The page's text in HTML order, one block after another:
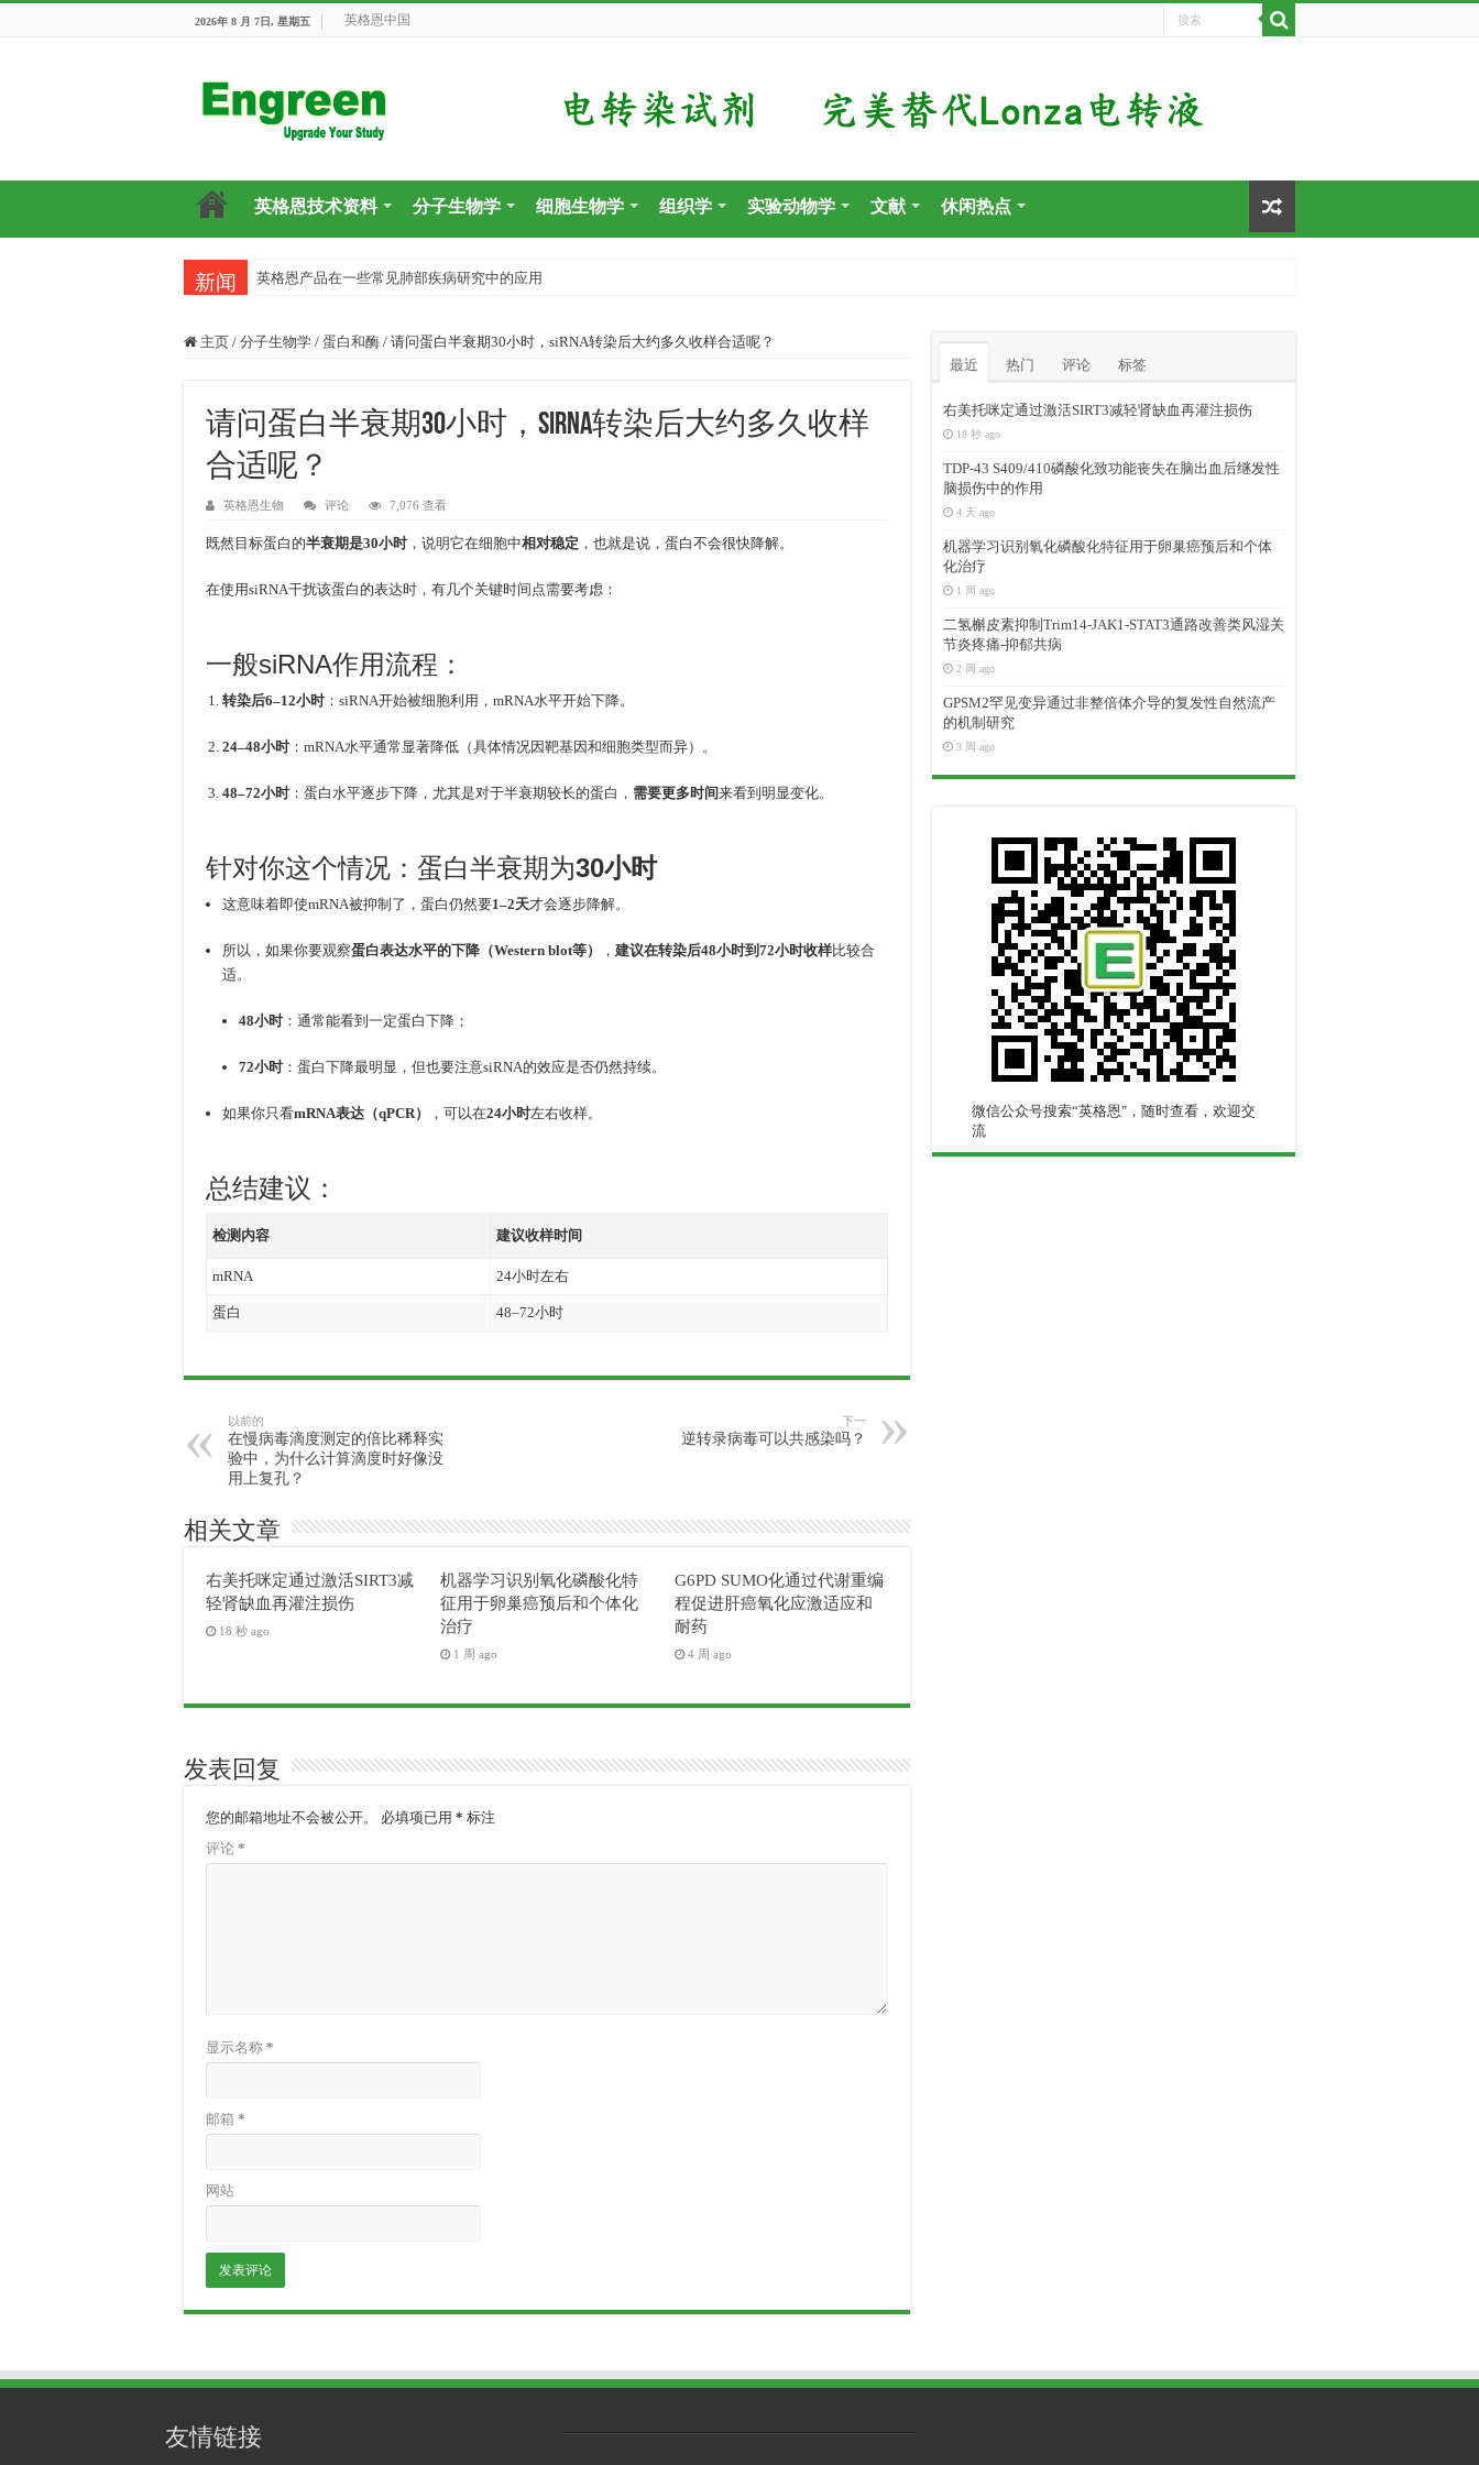
2026年 8 月 7日, 星期五 英格恩中国
英格恩技术资料 分子生物学 细胞生物学 组织学 实验动物学 文献 休闲热点
新闻 英格恩产品在一些常见肺部疾病研究中的应用
主页 / 分子生物学 / 蛋白和酶 / 请问蛋白半衰期30小时，siRNA转染后大约多久收样合适呢？
请问蛋白半衰期30小时，siRNA转染后大约多久收样
合适呢？
英格恩生物 评论 7,076 查看
既然目标蛋白的半衰期是30小时，说明它在细胞中相对稳定 ，也就是说，蛋白不会很快降解。
在使用siRNA干扰该蛋白的表达时，有几个关键时间点需要考虑：
一般siRNA作用流程：
转染后6–12小时：siRNA开始被细胞利用，mRNA水平开始下降。
24–48小时：mRNA水平通常显著降低（具体情况因靶基因和细胞类型而异）。
48–72小时：蛋白水平逐步下降，尤其是对于半衰期较长的蛋白， 需要更多时间来看到明显变化。
针对你这个情况：蛋白半衰期为30小时
这意味着即使mRNA被抑制了，蛋白仍然要1–2天才会逐步降解。
所以，如果你要观察蛋白表达水平的下降（Western blot等） ， 建议在转染后48小时到72小时收样比较合
适。
48小时：通常能看到一定蛋白下降；
72小时：蛋白下降最明显，但也要注意siRNA的效应是否仍然持续。
如果你只看mRNA表达（qPCR） ，可以在24小时左右收样。
总结建议：
检测内容 建议收样时间
mRNA 24小时左右
蛋白 48–72小时
以前的
在慢病毒滴度测定的倍比稀释实
验中，为什么计算滴度时好像没
用上复孔？
下一
逆转录病毒可以共感染吗？
相关文章
右美托咪定通过激活SIRT3减
轻肾缺血再灌注损伤
18 秒 ago
机器学习识别氧化磷酸化特
征用于卵巢癌预后和个体化
治疗
1 周 ago
G6PD SUMO化通过代谢重编
程促进肝癌氧化应激适应和
耐药
4 周 ago
发表回复
您的邮箱地址不会被公开。 必填项已用 * 标注
评论 *
显示名称 *
邮箱 *
网站
最近 热门 评论 标签
右美托咪定通过激活SIRT3减轻肾缺血再灌注损伤
18 秒 ago
TDP-43 S409/410磷酸化致功能丧失在脑出血后继发性
脑损伤中的作用
4 天 ago
机器学习识别氧化磷酸化特征用于卵巢癌预后和个体
化治疗
1 周 ago
二氢槲皮素抑制Trim14-JAK1-STAT3通路改善类风湿关
节炎疼痛-抑郁共病
2 周 ago
GPSM2罕见变异通过非整倍体介导的复发性自然流产
的机制研究
3 周 ago
微信公众号搜索“英格恩"，随时查看，欢迎交
流
友情链接